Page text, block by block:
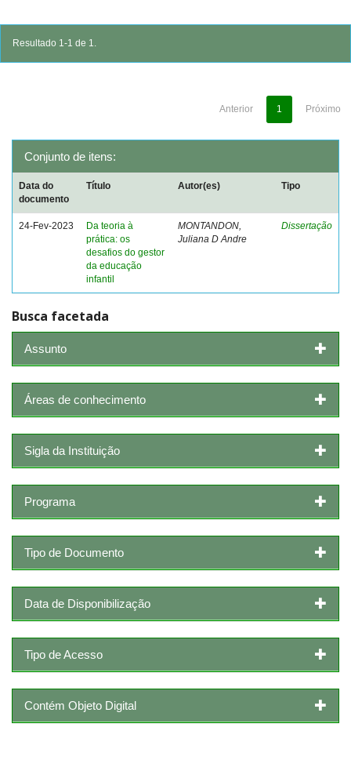
Resultado 1-1 de 1.
Anterior 1 Próximo
Conjunto de itens:
Data do
documento
Título Autor(es) Tipo
24-Fev-2023
Da teoria à
prática: os
desafios do gestor
da educação
infantil
MONTANDON,
Juliana D Andre
Dissertação
Busca facetada
Assunto
Áreas de conhecimento
Sigla da Instituição
Programa
Tipo de Documento
Data de Disponibilização
Tipo de Acesso
Contém Objeto Digital